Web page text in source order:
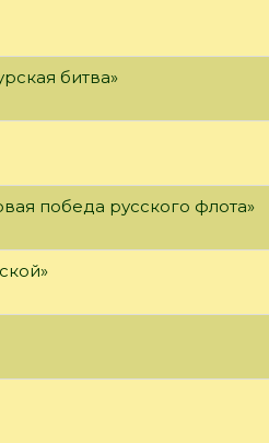
битва»
победа русского флота»